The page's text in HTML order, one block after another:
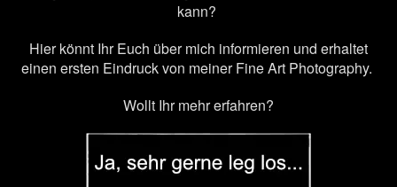
kann?
Hier könnt Ihr Euch über mich informieren und erhaltet
einen ersten Eindruck von meiner Fine Art Photography.
Wollt Ihr mehr erfahren?